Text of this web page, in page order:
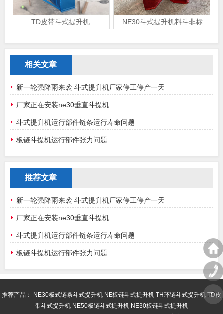
TD皮带斗式提升机 NE30斗式提升机料斗非标
相关文章
新一轮强降雨来袭 斗式提升机厂家停工停产一天
厂家正在安装ne30垂直斗提机
斗式提升机运行部件链条运行寿命问题
板链斗提机运行部件张力问题
推荐文章
新一轮强降雨来袭 斗式提升机厂家停工停产一天
厂家正在安装ne30垂直斗提机
斗式提升机运行部件链条运行寿命问题
板链斗提机运行部件张力问题
推荐产品： NE30板式链条斗式提升机 NE板链斗式提升机 TH环链斗式提升机 TD皮
带斗式提升机 NE50板链斗式提升机 NE30板链斗式提升机